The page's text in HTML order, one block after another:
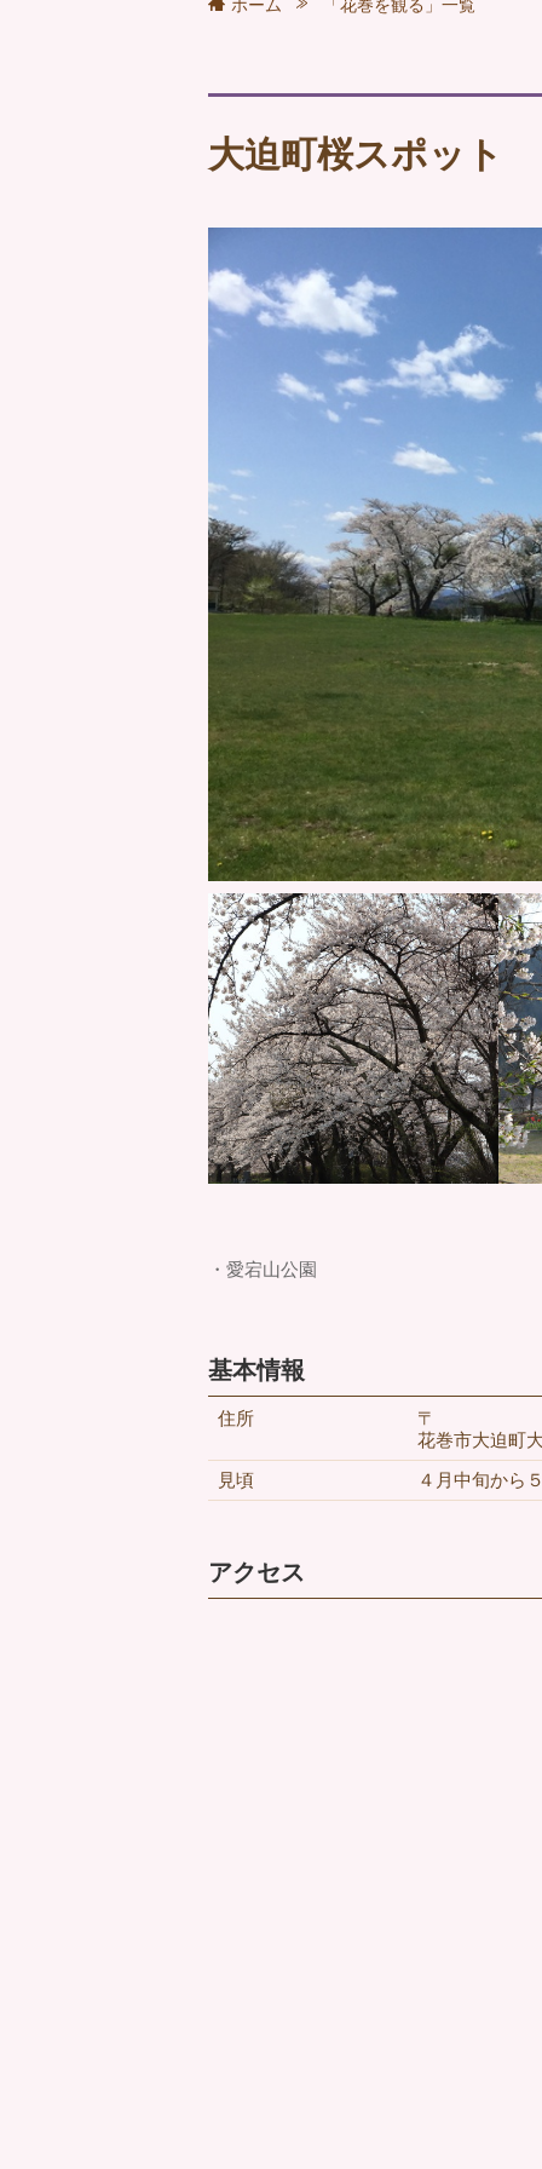
ホーム 「花巻を観る」一覧
大迫町桜スポット
・愛宕山公園
基本情報
住所
〒
花巻市大迫町
見頃
４月中旬から
アクセス